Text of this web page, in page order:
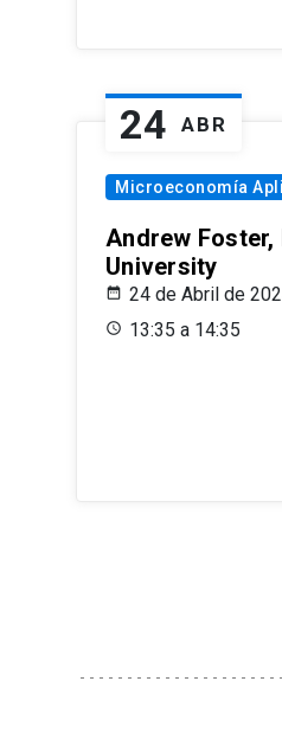
24 ABR
Microeconomía
Andrew Foster,
University
24 de Abril de
13:35 a 14:35